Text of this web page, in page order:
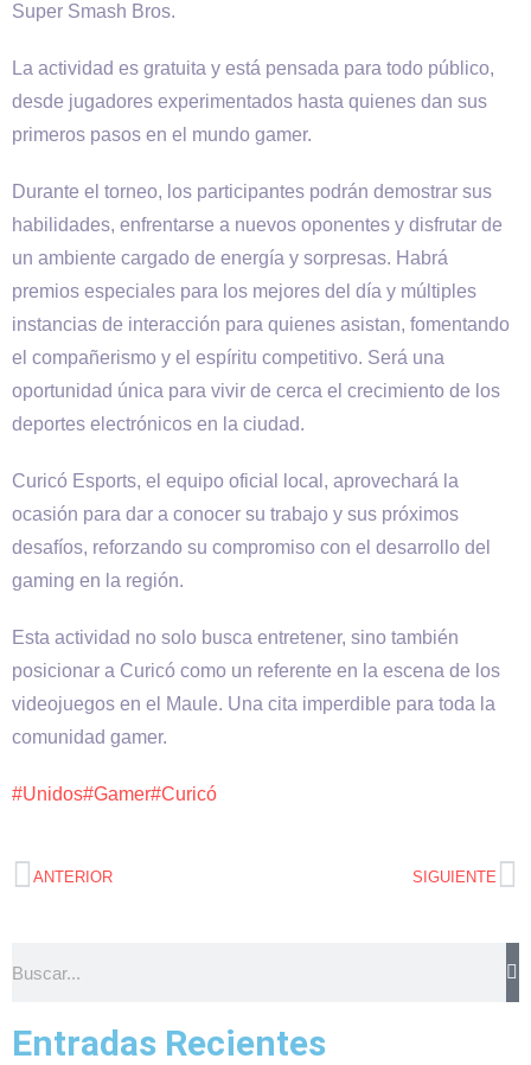
Super Smash Bros.
La actividad es gratuita y está pensada para todo público,
desde jugadores experimentados hasta quienes dan sus
primeros pasos en el mundo gamer.
Durante el torneo, los participantes podrán demostrar sus
habilidades, enfrentarse a nuevos oponentes y disfrutar de
un ambiente cargado de energía y sorpresas. Habrá
premios especiales para los mejores del día y múltiples
instancias de interacción para quienes asistan, fomentando
el compañerismo y el espíritu competitivo. Será una
oportunidad única para vivir de cerca el crecimiento de los
deportes electrónicos en la ciudad.
Curicó Esports, el equipo oficial local, aprovechará la
ocasión para dar a conocer su trabajo y sus próximos
desafíos, reforzando su compromiso con el desarrollo del
gaming en la región.
Esta actividad no solo busca entretener, sino también
posicionar a Curicó como un referente en la escena de los
videojuegos en el Maule. Una cita imperdible para toda la
comunidad gamer.
#Unidos#Gamer#Curicó
ANTERIOR SIGUIENTE
Entradas Recientes